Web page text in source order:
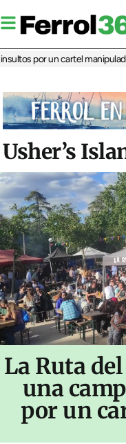
por un cartel manipuladoLa
Usher’s
La Ruta
una
por un